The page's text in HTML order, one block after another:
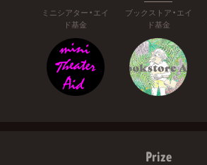
ミニシアター・エイ
ド基金
ブックストア・エイ
ド基金
Prize